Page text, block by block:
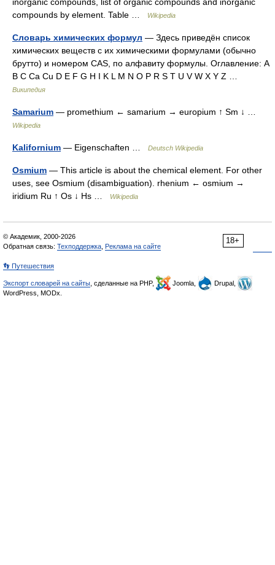
compounds by element. Table …
Wikipedia
Словарь химических формул — Здесь приведён список
химических веществ с их химическими формулами (обычно
брутто) и номером CAS, по алфавиту формулы. Оглавление: A
B C Ca Cu D E F G H I K L M N O P R S T U V W X Y Z …
Википедия
Samarium — promethium ← samarium → europium ↑ Sm ↓ …
Wikipedia
Kalifornium — Eigenschaften … Deutsch Wikipedia
Osmium — This article is about the chemical element. For other
uses, see Osmium (disambiguation). rhenium ← osmium →
iridium Ru ↑ Os ↓ Hs …
Wikipedia
18+
© Академик, 2000-2026
Обратная связь: Техподдержка Реклама на сайте
👣 Путешествия
Экспорт словарей на сайты , сделанные на PHP, Joomla,
Drupal,
WordPress, MODx.